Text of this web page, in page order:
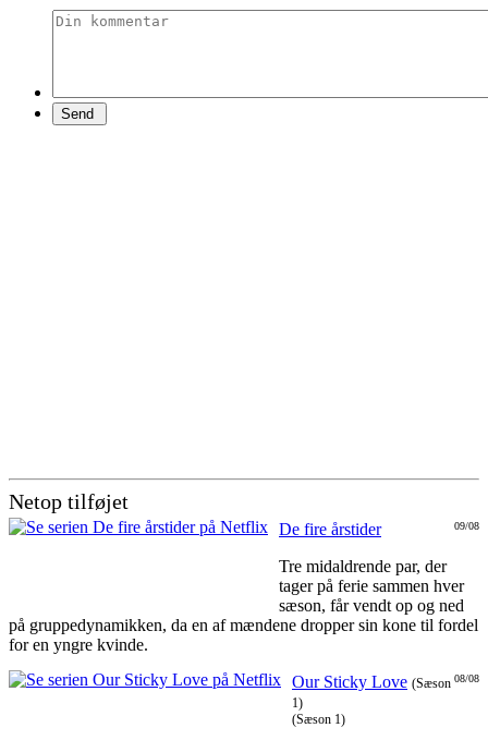
Netop tilføjet
09/08
De fire årstider
Tre midaldrende par, der
tager på ferie sammen hver
sæson, får vendt op og ned
på gruppedynamikken, da en af mændene dropper sin kone til fordel
for en yngre kvinde.
08/08
Our Sticky Love (Sæson
1)
(Sæson 1)